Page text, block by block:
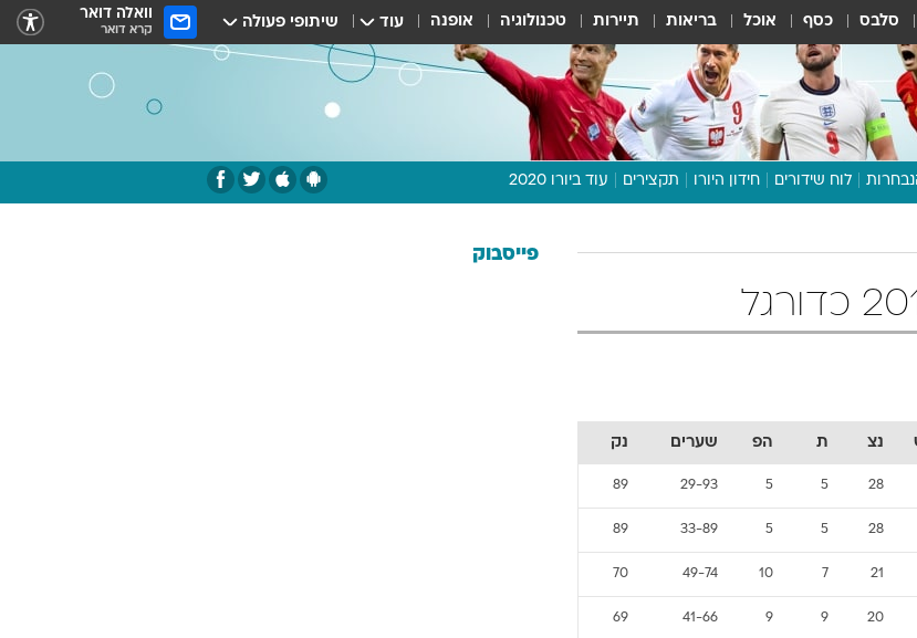
סלבס כסף אוכל בריאות תיירות טכנולוגיה אופנה עוד שיתופי פעולה וואלה דואר
קרא דואר
לוח שידורים חידון היורו תקצירים עוד ביורו 2020
תכנית היורו
נצ ת הפ שערים נק
28
5
5
29-93
89
28
5
5
33-89
89
21
7
10
49-74
70
20
9
9
41-66
69
פייסבוק